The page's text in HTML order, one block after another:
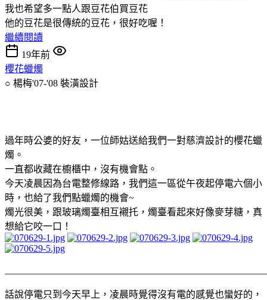
我也希望多一點人跟豆花伯買豆花
他的豆花是很傳統的豆花，很好吃喔！
繼續閱讀
19年前
櫻花蠟燭
○ 楊梅'07-'08 裝潢設計
過年時公婆的好友，一位師姑送給我們一對慈濟設計的櫻花蠟
燭。
一直都收藏在櫥櫃中，沒有機會點。
今天凌晨因為台電整修線路，我們這一區從午夜起停電六個小
時，也給了我們點蠟燭的機會~
燭光很美，跟玻璃燭臺相互襯托，燭臺看起來好像麥芽糖，真
想給它咬一口！
話說停電只到今天早上，凌晨時覺得沒有電的感覺也蠻好的，